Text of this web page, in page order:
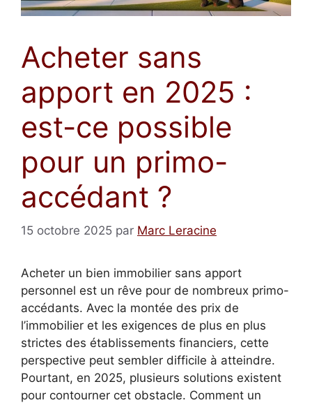
Acheter sans
apport en 2025 :
est-ce possible
pour un primo-
accédant ?
15 octobre 2025 par Marc Leracine
Acheter un bien immobilier sans apport
personnel est un rêve pour de nombreux primo-
accédants. Avec la montée des prix de
l’immobilier et les exigences de plus en plus
strictes des établissements financiers, cette
perspective peut sembler difficile à atteindre.
Pourtant, en 2025, plusieurs solutions existent
pour contourner cet obstacle. Comment un